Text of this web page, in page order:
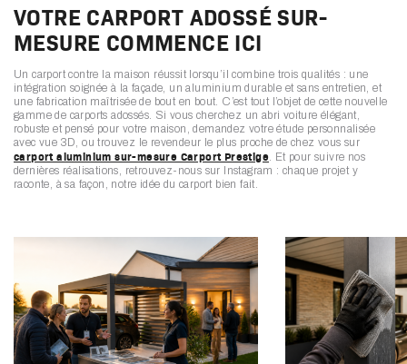
VOTRE CARPORT ADOSSÉ SUR-
MESURE COMMENCE ICI
Un carport contre la maison réussit lorsqu’il combine trois qualités : une
intégration soignée à la façade, un aluminium durable et sans entretien, et
une fabrication maîtrisée de bout en bout. C’est tout l’objet de cette nouvelle
gamme de carports adossés. Si vous cherchez un abri voiture élégant,
robuste et pensé pour votre maison, demandez votre étude personnalisée
avec vue 3D, ou trouvez le revendeur le plus proche de chez vous sur
carport aluminium sur-mesure Carport Prestige. Et pour suivre nos
dernières réalisations, retrouvez-nous sur Instagram : chaque projet y
raconte, à sa façon, notre idée du carport bien fait.